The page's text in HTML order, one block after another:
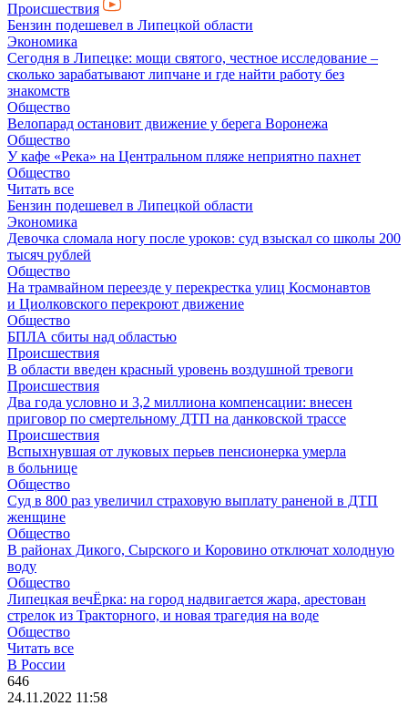
Происшествия
Бензин подешевел в Липецкой области
Экономика
Сегодня в Липецке: мощи святого, честное исследование –
сколько зарабатывают липчане и где найти работу без
знакомств
Общество
Велопарад остановит движение у берега Воронежа
Общество
У кафе «Река» на Центральном пляже неприятно пахнет
Общество
Читать все
Бензин подешевел в Липецкой области
Экономика
Девочка сломала ногу после уроков: суд взыскал со школы 200
тысяч рублей
Общество
На трамвайном переезде у перекрестка улиц Космонавтов
и Циолковского перекроют движение
Общество
БПЛА сбиты над областью
Происшествия
В области введен красный уровень воздушной тревоги
Происшествия
Два года условно и 3,2 миллиона компенсации: внесен
приговор по смертельному ДТП на данковской трассе
Происшествия
Вспыхнувшая от луковых перьев пенсионерка умерла
в больнице
Общество
Суд в 800 раз увеличил страховую выплату раненой в ДТП
женщине
Общество
В районах Дикого, Сырского и Коровино отключат холодную
воду
Общество
Липецкая вечЁрка: на город надвигается жара, арестован
стрелок из Тракторного, и новая трагедия на воде
Общество
Читать все
В России
646
24.11.2022 11:58